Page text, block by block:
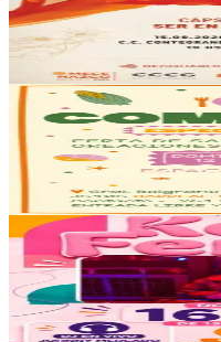
14/08/2026 , 10:00 hsVie.,
99
11
Centro Cultural Conte
Resguardo
15/08/2026, 19:00 hsSáb.,
9
Gral. Belgrano 1678
Feria Comunal
16/08/2026, 12:00 hs
188
44
Urquiza Sur 915